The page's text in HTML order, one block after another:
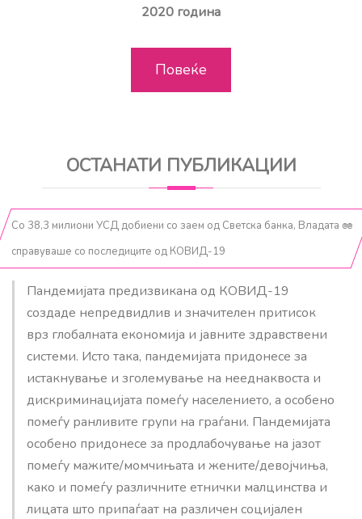
2020 година
Повеќе
ОСТАНАТИ ПУБЛИКАЦИИ
Со 38,3 милиони УСД добиени со заем од Светска банка, Владата се
справуваше со последиците од КОВИД-19
Пандемијата предизвикана од КОВИД-19
создаде непредвидлив и значителен притисок
врз глобалната економија и јавните здравствени
системи. Исто така, пандемијата придонесе за
истакнување и зголемување на нееднаквоста и
дискриминацијата помеѓу населението, а особено
помеѓу ранливите групи на граѓани. Пандемијата
особено придонесе за продлабочување на јазот
помеѓу мажите/момчињата и жените/девојчиња,
како и помеѓу различните етнички малцинства и
лицата што припаѓаат на различен социјален